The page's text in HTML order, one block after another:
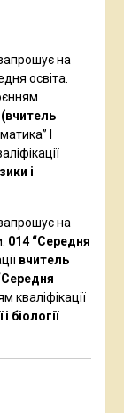
на
освіта.
(вчитель
І
і
на
014 “Середня
вчитель
кваліфікації
біології